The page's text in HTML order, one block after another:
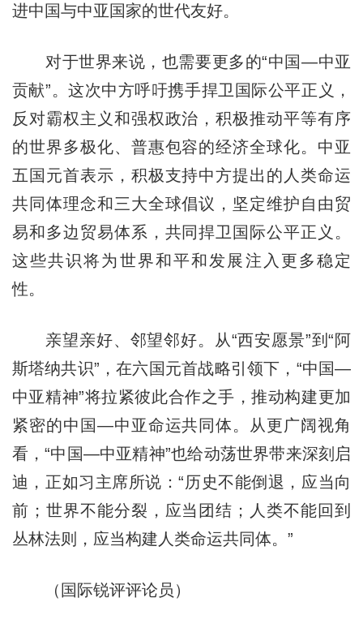
进中国与中亚国家的世代友好。
对于世界来说，也需要更多的“中国—中亚
贡献”。这次中方呼吁携手捍卫国际公平正义，
反对霸权主义和强权政治，积极推动平等有序
的世界多极化、普惠包容的经济全球化。中亚
五国元首表示，积极支持中方提出的人类命运
共同体理念和三大全球倡议，坚定维护自由贸
易和多边贸易体系，共同捍卫国际公平正义。
这些共识将为世界和平和发展注入更多稳定
性。
亲望亲好、邻望邻好。从“西安愿景”到“阿
斯塔纳共识”，在六国元首战略引领下，“中国—
中亚精神”将拉紧彼此合作之手，推动构建更加
紧密的中国—中亚命运共同体。从更广阔视角
看，“中国—中亚精神”也给动荡世界带来深刻启
迪，正如习主席所说：“历史不能倒退，应当向
前；世界不能分裂，应当团结；人类不能回到
丛林法则，应当构建人类命运共同体。”
（国际锐评评论员）